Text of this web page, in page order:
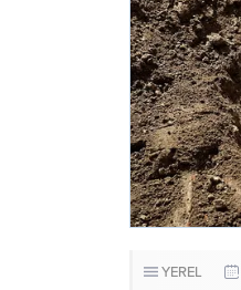
YEREL